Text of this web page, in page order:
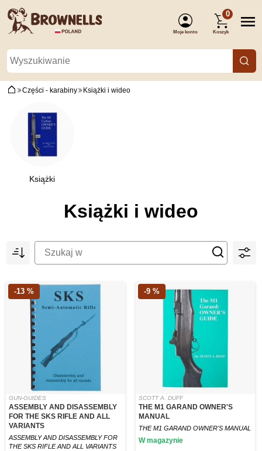
Moje konto
0
Koszyk
Części - karabiny Książki i wideo
Książki
Książki i wideo
-13 %
GUN-GUIDES
ASSEMBLY AND DISASSEMBLY
FOR THE SKS RIFLE AND ALL
VARIANTS
ASSEMBLY AND DISASSEMBLY FOR
THE SKS RIFLE AND ALL VARIANTS
-9 %
SCOTT A. DUFF
THE M1 GARAND OWNER'S
MANUAL
THE M1 GARAND OWNER'S MANUAL
W magazynie